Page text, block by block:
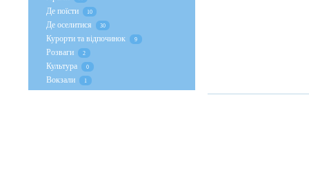
Де поїсти 10
Де оселитися 30
Курорти та відпочинок 9
Розваги 2
Культура 0
Вокзали 1